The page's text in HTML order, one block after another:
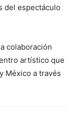
del espectáculo
colaboración
artístico que
México a través